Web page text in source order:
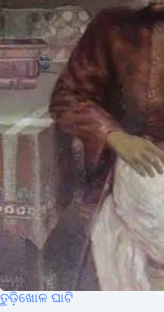
ତୁଡ଼ିଖୋଳ ଘାଟି